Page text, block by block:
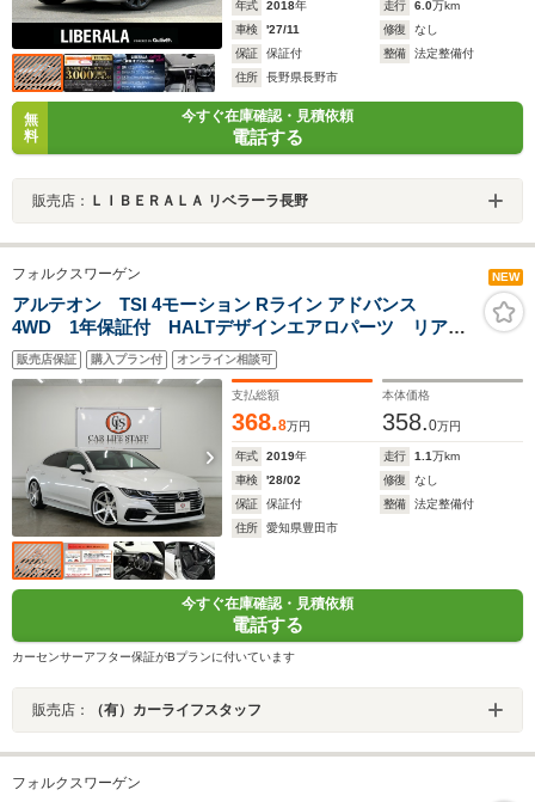
年式 2018年 走行 6.0万km
車検
'27/11 修復
なし
保証
保証付 整備
法定整備付
住所
長野県長野市
無
料
今すぐ在庫確認・見積依頼
電話する
販売店： ＬＩＢＥＲＡＬＡ リベラーラ長野
フォルクスワーゲン NEW
アルテオン TSI 4モーション Rライン アドバンス
4WD 1年保証付 HALTデザインエアロパーツ リアス
ポイラー アイバッハ車高調 ROHANA20インチアル
ミホイール 純正デジタルメーターパネル HUD アダ
クティブクルーズコントロール BSM 禁煙車
販売店保証 購入プラン付 オンライン相談可
支払総額
368.8万円
本体価格
358.0万円
年式 2019年 走行 1.1万km
車検
'28/02 修復
なし
保証
保証付 整備
法定整備付
住所
愛知県豊田市
今すぐ在庫確認・見積依頼
電話する
カーセンサーアフター保証がBプランに付いています
販売店： （有）カーライフスタッフ
フォルクスワーゲン